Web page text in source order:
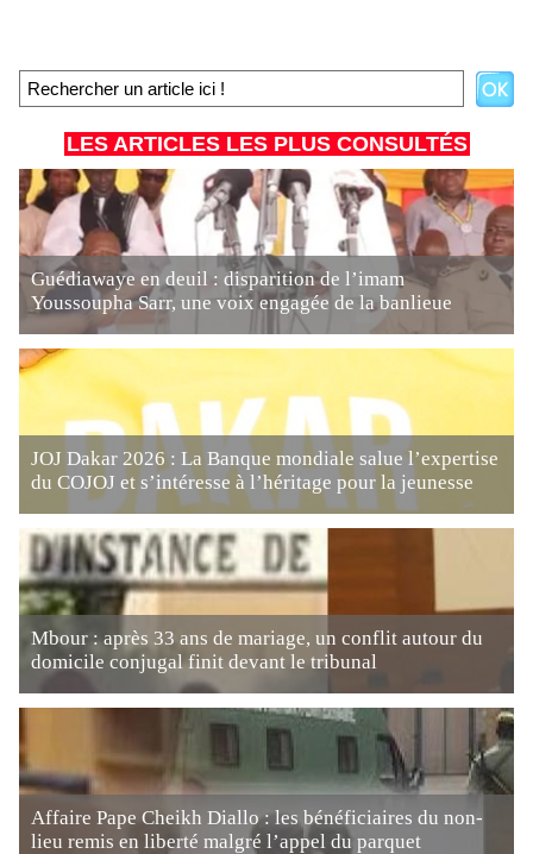
LES ARTICLES LES PLUS CONSULTÉS
Guédiawaye en deuil : disparition de l’imam
Youssoupha Sarr, une voix engagée de la banlieue
JOJ Dakar 2026 : La Banque mondiale salue l’expertise
du COJOJ et s’intéresse à l’héritage pour la jeunesse
Mbour : après 33 ans de mariage, un conflit autour du
domicile conjugal finit devant le tribunal
Affaire Pape Cheikh Diallo : les bénéficiaires du non-
lieu remis en liberté malgré l’appel du parquet